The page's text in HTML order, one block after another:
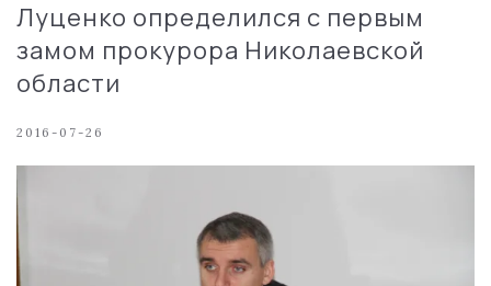
Луценко определился с первым
замом прокурора Николаевской
области
2016-07-26